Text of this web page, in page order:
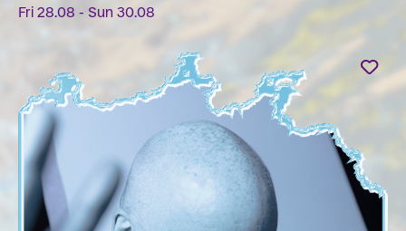
Fri 28.08 - Sun 30.08